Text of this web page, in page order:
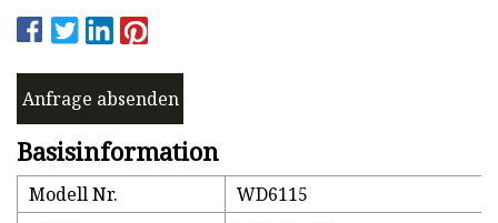
Anfrage absenden
Basisinformation
Modell Nr.
WD6115